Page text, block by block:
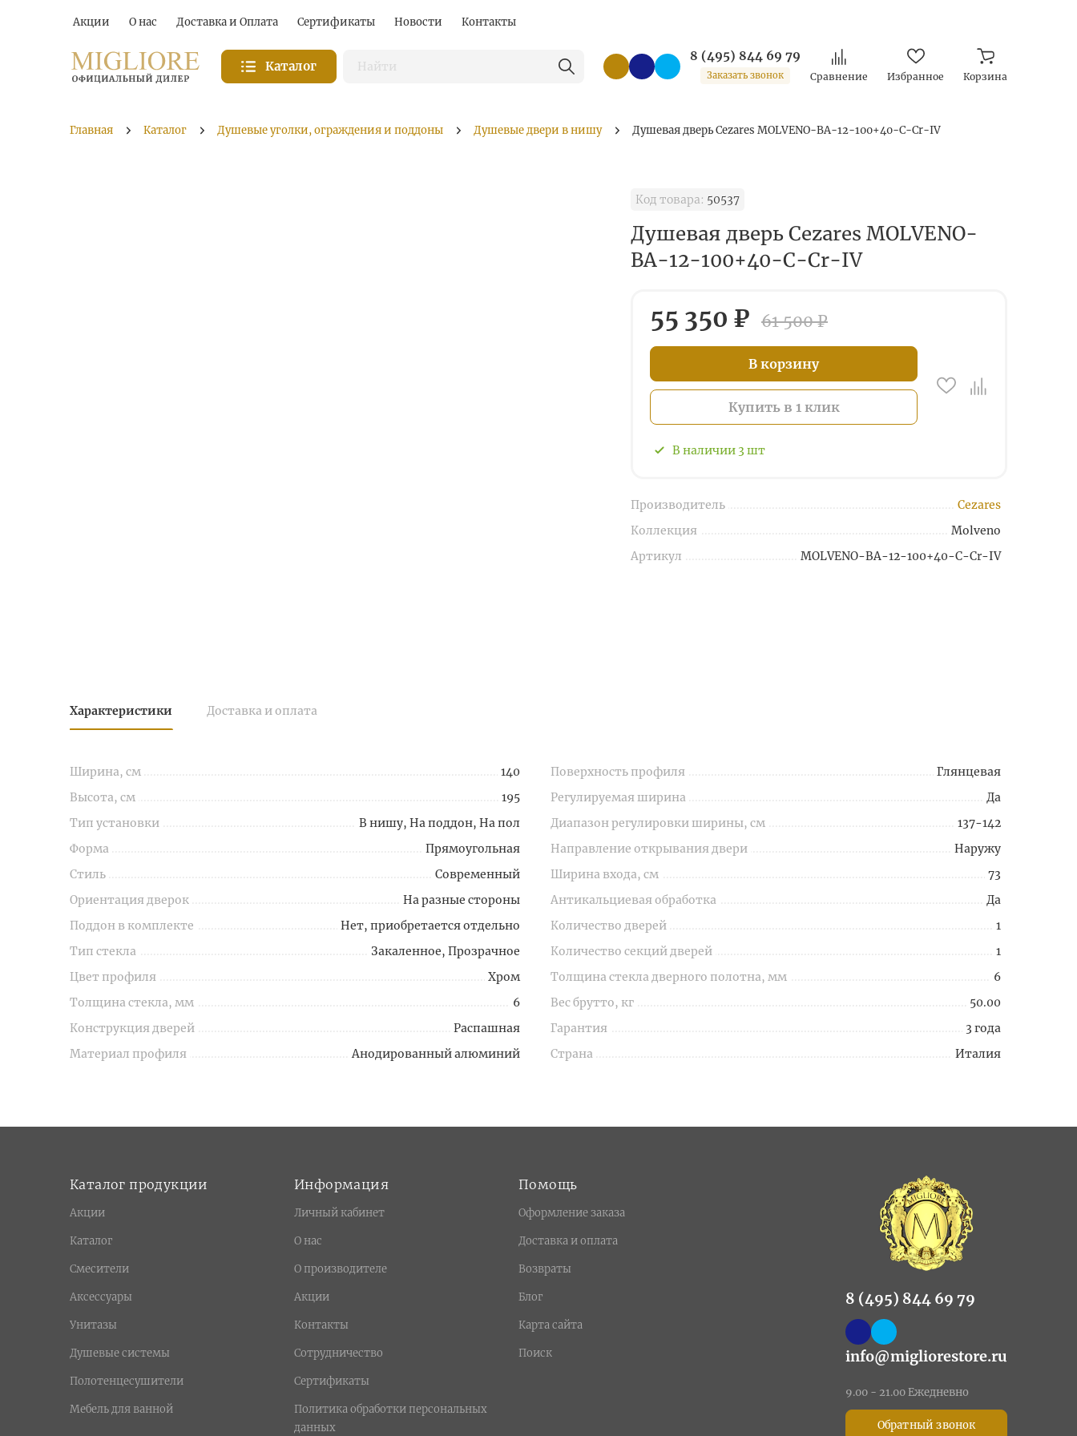
Акции О нас Доставка и Оплата Сертификаты Новости Контакты
Каталог
8 (495) 844 69 79
Заказать звонок Сравнение Избранное Корзина
Главная Каталог Душевые уголки, ограждения и поддоны Душевые двери в нишу Душевая дверь Cezares MOLVENO-BA-12-100+40-C-Cr-IV
Код товара: 50537
Душевая дверь Cezares MOLVENO-
BA-12-100+40-C-Cr-IV
55 350 ₽ 61 500 ₽
В корзину
Купить в 1 клик
В наличии 3 шт
Производитель
Cezares
Коллекция
Molveno
Артикул
MOLVENO-BA-12-100+40-C-Cr-IV
Характеристики Доставка и оплата
Ширина, см
140
Высота, см
195
Тип установки
В нишу, На поддон, На пол
Форма
Прямоугольная
Стиль
Современный
Ориентация дверок
На разные стороны
Поддон в комплекте
Нет, приобретается отдельно
Тип стекла
Закаленное, Прозрачное
Цвет профиля
Хром
Толщина стекла, мм
6
Конструкция дверей
Распашная
Материал профиля
Анодированный алюминий
Поверхность профиля
Глянцевая
Регулируемая ширина
Да
Диапазон регулировки ширины, см
137-142
Направление открывания двери
Наружу
Ширина входа, см
73
Антикальциевая обработка
Да
Количество дверей
1
Количество секций дверей
1
Толщина стекла дверного полотна, мм
6
Вес брутто, кг
50.00
Гарантия
3 года
Страна
Италия
Каталог продукции
Акции
Каталог
Смесители
Аксессуары
Унитазы
Душевые системы
Полотенцесушители
Мебель для ванной
Информация
Личный кабинет
О нас
О производителе
Акции
Контакты
Сотрудничество
Сертификаты
Политика обработки персональных
данных
Помощь
Оформление заказа
Доставка и оплата
Возвраты
Блог
Карта сайта
Поиск
8 (495) 844 69 79
info@migliorestore.ru
9.00 - 21.00 Ежедневно
Обратный звонок